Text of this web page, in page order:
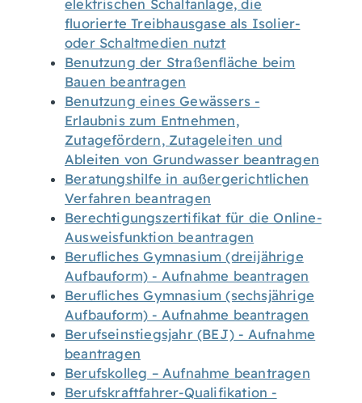
elektrischen Schaltanlage, die
fluorierte Treibhausgase als Isolier-
oder Schaltmedien nutzt
Benutzung der Straßenfläche beim
Bauen beantragen
Benutzung eines Gewässers -
Erlaubnis zum Entnehmen,
Zutagefördern, Zutageleiten und
Ableiten von Grundwasser beantragen
Beratungshilfe in außergerichtlichen
Verfahren beantragen
Berechtigungszertifikat für die Online-
Ausweisfunktion beantragen
Berufliches Gymnasium (dreijährige
Aufbauform) - Aufnahme beantragen
Berufliches Gymnasium (sechsjährige
Aufbauform) - Aufnahme beantragen
Berufseinstiegsjahr (BEJ) - Aufnahme
beantragen
Berufskolleg – Aufnahme beantragen
Berufskraftfahrer-Qualifikation -